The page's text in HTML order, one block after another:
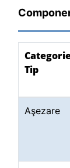
Tip
Aşezare